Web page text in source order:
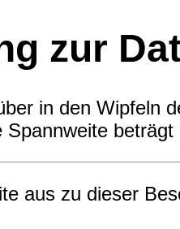
zur
in den Wipfeln
aus zu dieser